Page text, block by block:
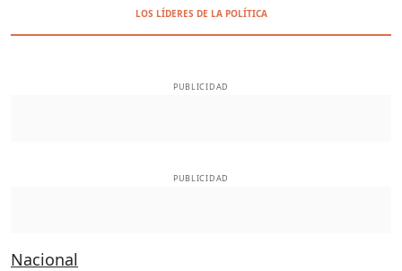
LOS LÍDERES DE LA POLÍTICA
PUBLICIDAD
PUBLICIDAD
Nacional